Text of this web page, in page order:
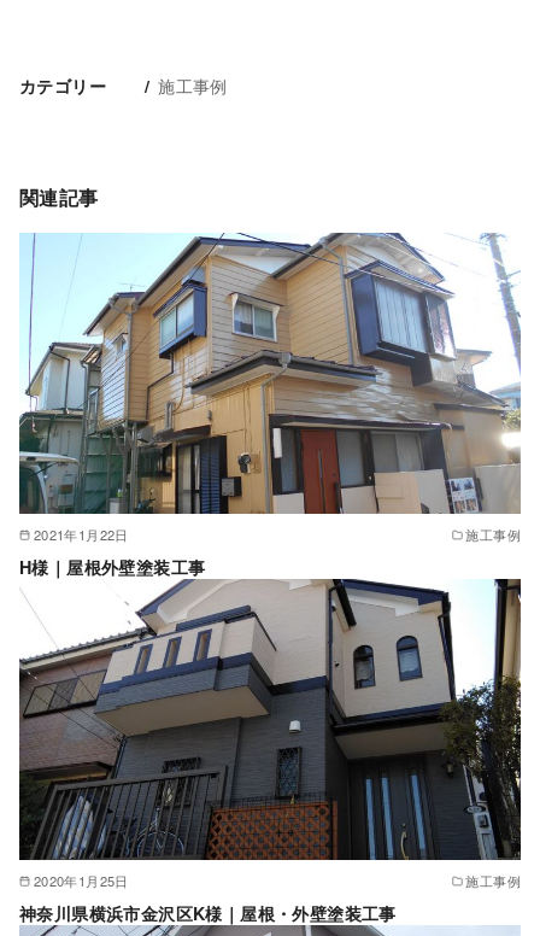
カテゴリー 施工事例
関連記事
2021年1月22日 施工事例
H様｜屋根外壁塗装工事
2020年1月25日 施工事例
神奈川県横浜市金沢区K様｜屋根・外壁塗装工事